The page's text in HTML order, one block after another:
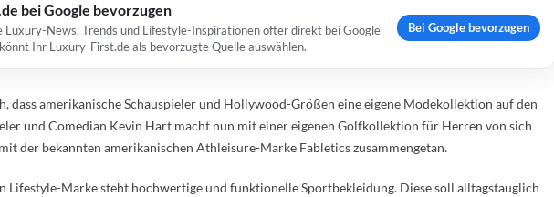
bei Google bevorzugen
Luxury-News, Trends und Lifestyle-Inspirationen öfter direkt bei Google
Ihr Luxury-First.de als bevorzugte Quelle auswählen.
Bei Google bevorzugen
dass amerikanische Schauspieler und Hollywood-Größen eine eigene Modekollektion auf den
und Comedian Kevin Hart macht nun mit einer eigenen Golfkollektion für Herren von sich
der bekannten amerikanischen Athleisure-Marke Fabletics zusammengetan.
Lifestyle-Marke steht hochwertige und funktionelle Sportbekleidung. Diese soll alltagstauglich